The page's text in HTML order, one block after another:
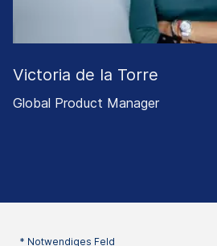
Victoria de la Torre
Global Product Manager
* Notwendiges Feld